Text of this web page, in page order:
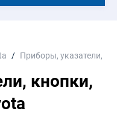
Приборы, указатели,
кнопки,